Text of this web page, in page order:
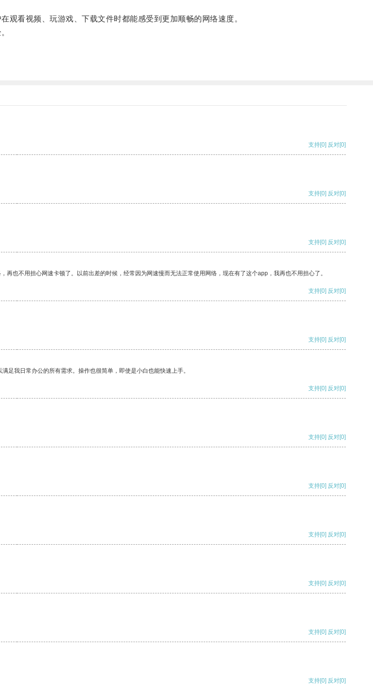
看视频、玩游戏、下载文件时都能感受到更加顺畅的网络速度。
支持[0] 反对[0]
支持[0] 反对[0]
支持[0] 反对[0]
也不用担心网速卡顿了。以前出差的时候，经常因为网速慢而无法正常使用网络，现在有了这个app，我再也不用担心了。
支持[0] 反对[0]
支持[0] 反对[0]
足我日常办公的所有需求。操作也很简单，即使是小白也能快速上手。
支持[0] 反对[0]
支持[0] 反对[0]
支持[0] 反对[0]
支持[0] 反对[0]
支持[0] 反对[0]
支持[0] 反对[0]
支持[0] 反对[0]